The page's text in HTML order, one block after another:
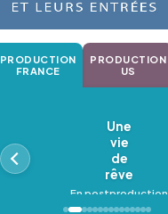
PRODUCTION
FRANCE
PRODUCTION
US
Une
vie
de
rêve
En postproduction